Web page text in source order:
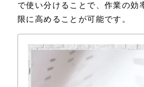
で使い分けることで、作業の効
限に高めることが可能です。